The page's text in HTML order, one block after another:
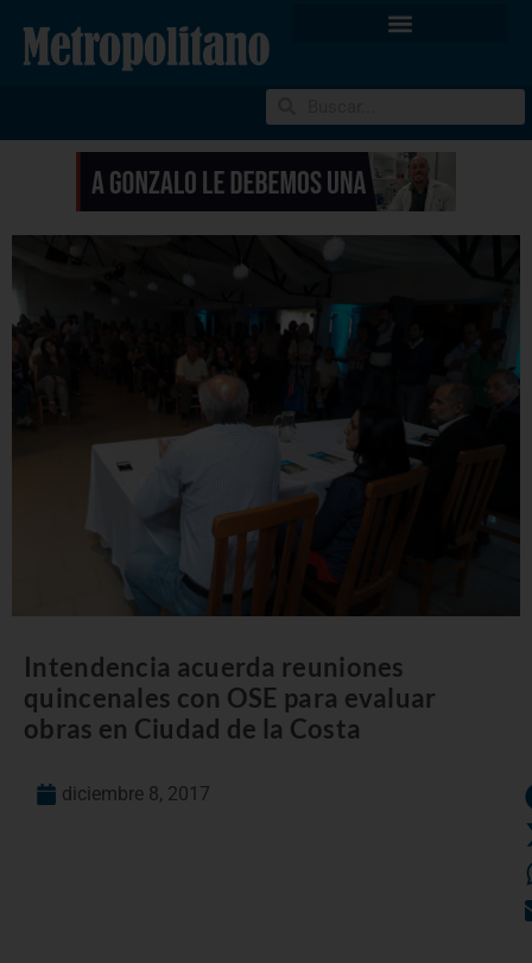
Intendencia acuerda reuniones
quincenales con OSE para evaluar
obras en Ciudad de la Costa
diciembre 8, 2017